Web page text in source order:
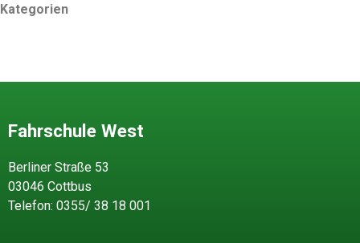
Kategorien
Fahrschule West
Berliner Straße 53
03046 Cottbus
Telefon: 0355/ 38 18 001